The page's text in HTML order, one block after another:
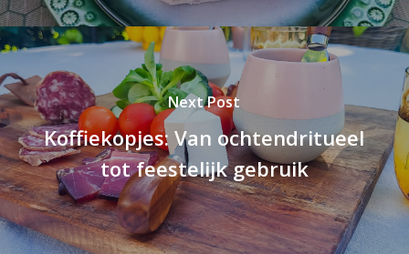
Next Post
Koffiekopjes: Van ochtendritueel
tot feestelijk gebruik